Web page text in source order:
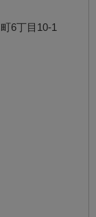
6丁目10-1